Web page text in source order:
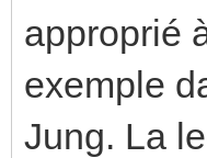
approprié
exemple
Jung. La